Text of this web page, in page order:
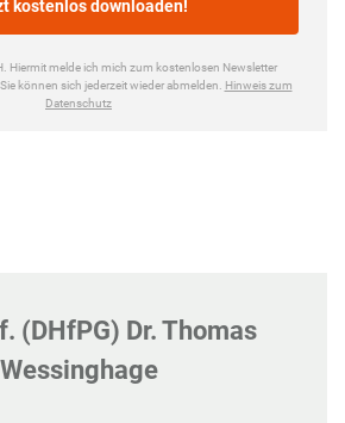
(DHfPG) Dr. Thomas
Wessinghage